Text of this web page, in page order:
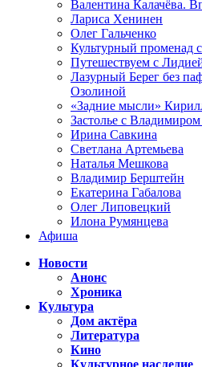
Валентина Калачёва.
Лариса Хенинен
Олег Гальченко
Культурный променад
Путешествуем с
Лазурный Берег без
Озолиной
«Задние мысли»
Застолье с
Ирина Савкина
Светлана Артемьева
Наталья Мешкова
Владимир Берштейн
Екатерина Габалова
Олег Липовецкий
Илона Румянцева
Афиша
Новости
Анонс
Хроника
Культура
Дом актёра
Литература
Кино